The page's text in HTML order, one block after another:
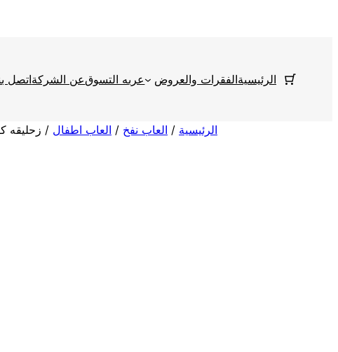
الرئيسيةالفقرات والعروض عربه التسوقعن الشركةاتصل
الرئيسية / العاب نفخ / العاب اطفال / زحليقه